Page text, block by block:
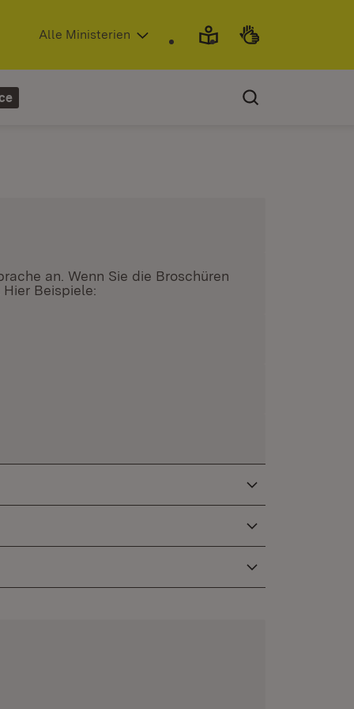
(Öffnet in neuem Fenster)
Alle Ministerien
an. Wenn Sie die Broschüren
Beispiele: